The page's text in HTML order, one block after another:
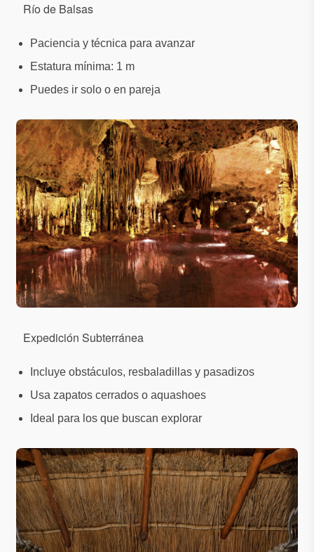
Río de Balsas
Paciencia y técnica para avanzar
Estatura mínima: 1 m
Puedes ir solo o en pareja
Expedición Subterránea
Incluye obstáculos, resbaladillas y pasadizos
Usa zapatos cerrados o aquashoes
Ideal para los que buscan explorar